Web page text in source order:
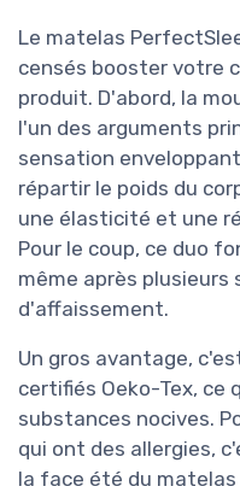
Le matelas
censés booster votre
produit. D'abord, la
l'un des arguments
sensation
répartir le poids du
une élasticité et une
Pour le coup, ce duo
même après plusieurs
d'affaissement.
Un gros avantage,
certifiés Oeko-Tex, ce
substances nocives.
qui ont des allergies,
la face été du